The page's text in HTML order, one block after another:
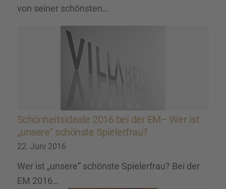
von seiner schönsten…
Schön­heits­ideale 2016 bei der EM– Wer ist
„unsere“ schönste Spieler­frau?
22. Juni 2016
Wer ist „unsere“ schönste Spielerfrau? Bei der
EM 2016…